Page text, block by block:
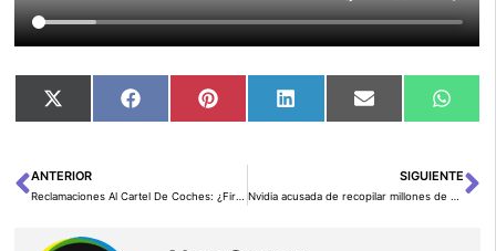
Compartir
en
X
(Twitter)
Compartir
en
FacebookCompartir
en
PinterestCompartir
en
LinkedInCompartir
en
Email
en
Ant
ANTERIOR SIGUIENTE